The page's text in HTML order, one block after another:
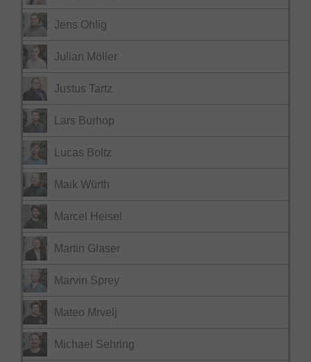
Jens Ohlig
Julian Möller
Justus Tartz
Lars Burhop
Lucas Boltz
Maik Würth
Marcel Heisel
Martin Glaser
Marvin Sprey
Mateo Mrvelj
Michael Sehring